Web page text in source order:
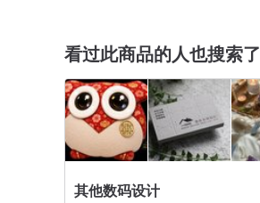
看过此商品的人也搜索了
其他数码设计